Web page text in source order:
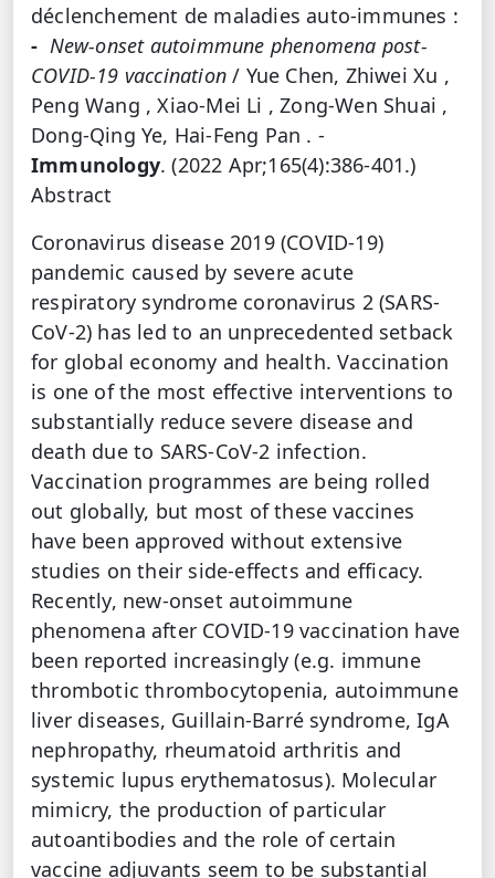
déclenchement de maladies auto-immunes :
- New-onset autoimmune phenomena post-
COVID-19 vaccination / Yue Chen, Zhiwei Xu ,
Peng Wang , Xiao-Mei Li , Zong-Wen Shuai ,
Dong-Qing Ye, Hai-Feng Pan . -
Immunology. (2022 Apr;165(4):386-401.)
Abstract
Coronavirus disease 2019 (COVID-19)
pandemic caused by severe acute
respiratory syndrome coronavirus 2 (SARS-
CoV-2) has led to an unprecedented setback
for global economy and health. Vaccination
is one of the most effective interventions to
substantially reduce severe disease and
death due to SARS-CoV-2 infection.
Vaccination programmes are being rolled
out globally, but most of these vaccines
have been approved without extensive
studies on their side-effects and efficacy.
Recently, new-onset autoimmune
phenomena after COVID-19 vaccination have
been reported increasingly (e.g. immune
thrombotic thrombocytopenia, autoimmune
liver diseases, Guillain-Barré syndrome, IgA
nephropathy, rheumatoid arthritis and
systemic lupus erythematosus). Molecular
mimicry, the production of particular
autoantibodies and the role of certain
vaccine adjuvants seem to be substantial